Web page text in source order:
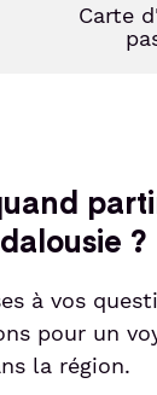
Carte
?
à vos
pour un
la région.